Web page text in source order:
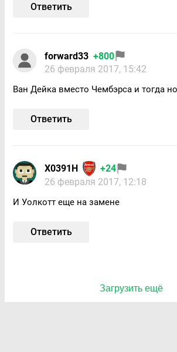
Ответить
forward33 +800
26 февраля 2017, 15:42
Ван Дейка вместо Чембэрса и тогда
Ответить
X0391H
+24
26 февраля 2017, 12:18
И Уолкотт еще на замене
Ответить
Загрузить ещё